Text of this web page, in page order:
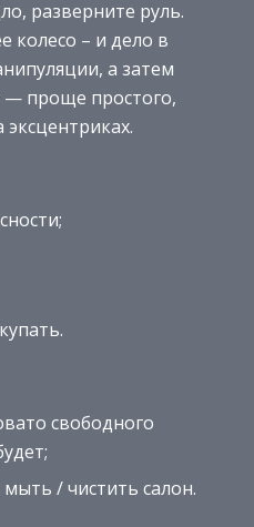
разверните руль.
колесо – и дело в
а затем
— проще простого,
эксцентриках.
свободного
/ чистить салон.